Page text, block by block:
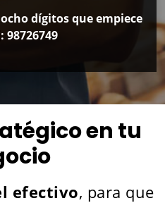
dígitos que empiece
98726749
en tu
efectivo, para que